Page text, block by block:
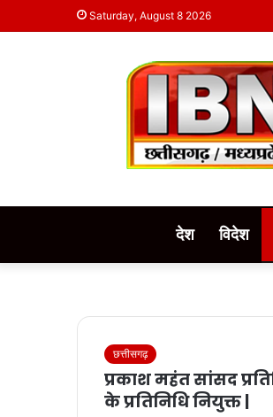
Saturday, August 8 2026
देश विदेश
छत्तीसगढ़
प्रकाश महंत सांसद
के प्रतिनिधि नियुक्त |